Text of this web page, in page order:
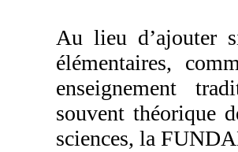
Au lieu d’ajouter
élémentaires,
enseignement
souvent théorique
sciences, la